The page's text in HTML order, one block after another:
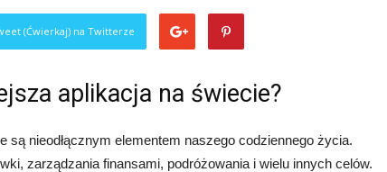
(Ćwierkaj) na Twitterze
aplikacja na świecie?
nieodłącznym elementem naszego codziennego życia.
zarządzania finansami, podróżowania i wielu innych celów.